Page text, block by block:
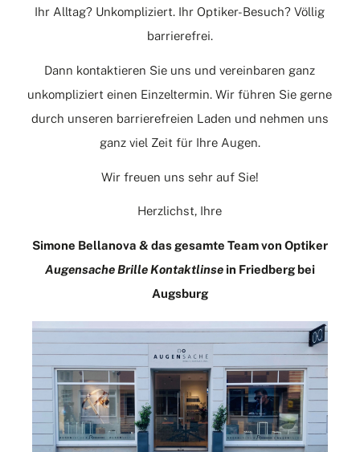
Ihr Alltag? Unkompliziert. Ihr Optiker-Besuch? Völlig
barrierefrei.
Dann kontaktieren Sie uns und vereinbaren ganz
unkompliziert einen Einzeltermin. Wir führen Sie gerne
durch unseren barrierefreien Laden und nehmen uns
ganz viel Zeit für Ihre Augen.
Wir freuen uns sehr auf Sie!
Herzlichst, Ihre
Simone Bellanova & das gesamte Team von Optiker
Augensache Brille Kontaktlinsein Friedberg bei
Augsburg